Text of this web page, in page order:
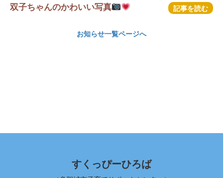
双子ちゃんのかわいい写真 記事を読む
お知らせ一覧ページへ
すくっぴーひろば